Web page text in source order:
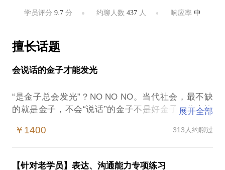
学员评分9.7 分 约聊人数437 人 响应率 中
擅长话题
会说话的金子才能发光
“​是金子总会发光”？NO NO NO。当代社会，最不缺
的就是金子，不会“说话”的金子不是好金子。你也许
被小伙伴们吐槽“把天都聊死了”；聚会时，其他人相
天，对方的回复就是“我要去吃饭了”“​我要去洗澡
展开全部
￥1400 313人约聊过
【针对老学员】表达、沟通能力专项练习